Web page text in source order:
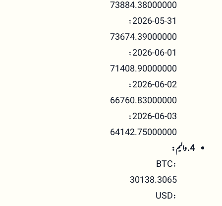
73884.38000000
2026-05-31:
73674.39000000
2026-06-01:
71408.90000000
2026-06-02:
66760.83000000
2026-06-03:
64142.75000000
4. والیم:
BTC:
30138.3065
USD: